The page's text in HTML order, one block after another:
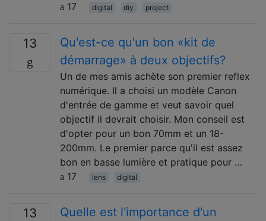
17
digital diy project
13
Qu'est-ce qu'un bon «kit de
démarrage» à deux objectifs?
Un de mes amis achète son premier reflex
numérique. Il a choisi un modèle Canon
d'entrée de gamme et veut savoir quel
objectif il devrait choisir. Mon conseil est
d'opter pour un bon 70mm et un 18-
200mm. Le premier parce qu'il est assez
bon en basse lumière et pratique pour …
17
lens digital
13
Quelle est l'importance d'un